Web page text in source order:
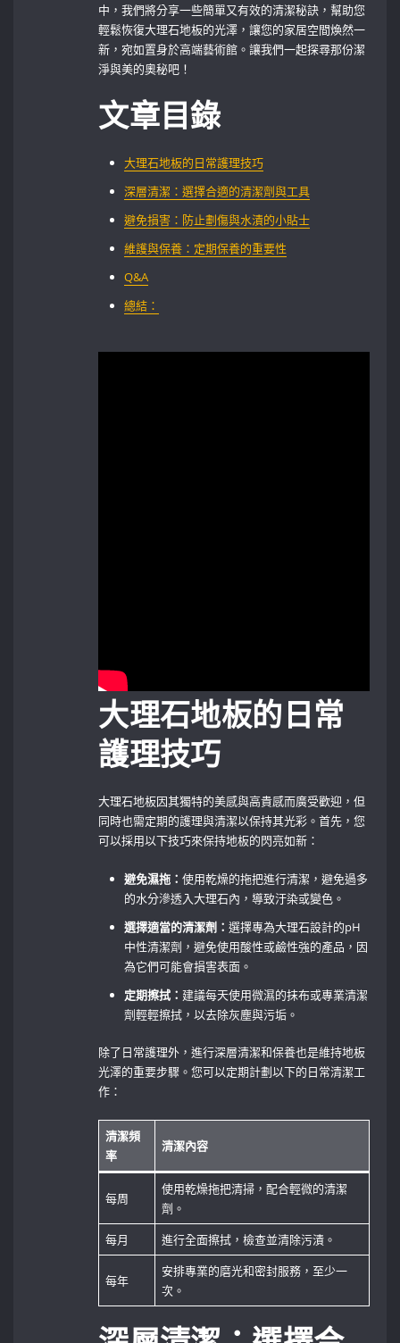
中，我們將分享一些簡單又有效的清潔秘訣，幫助您
輕鬆恢復大理石地板的光澤，讓您的家居空間煥然一
新，宛如置身於高端藝術館。讓我們一起探尋那份潔
淨與美的奧秘吧！
文章目錄
大理石地板的日常護理技巧
深層清潔：選擇合適的清潔劑與工具
避免損害：防止劃傷與水漬的小貼士
維護與保養：定期保養的重要性
Q&A
總結：
大理石地板的日常
護理技巧
大理石地板因其獨特的美感與高貴感而廣受歡迎，但
同時也需定期的護理與清潔以保持其光彩。首先，您
可以採用以下技巧來保持地板的閃亮如新：
避免濕拖：使用乾燥的拖把進行清潔，避免過多
的水分滲透入大理石內，導致汙染或變色。
選擇適當的清潔劑：選擇專為大理石設計的pH
中性清潔劑，避免使用酸性或鹼性強的產品，因
為它們可能會損害表面。
定期擦拭：建議每天使用微濕的抹布或專業清潔
劑輕輕擦拭，以去除灰塵與污垢。
除了日常護理外，進行深層清潔和保養也是維持地板
光澤的重要步驟。您可以定期計劃以下的日常清潔工
作：
清潔頻
率
清潔內容
每周
使用乾燥拖把清掃，配合輕微的清潔
劑。
每月
進行全面擦拭，檢查並清除污漬。
每年
安排專業的磨光和密封服務，至少一
次。